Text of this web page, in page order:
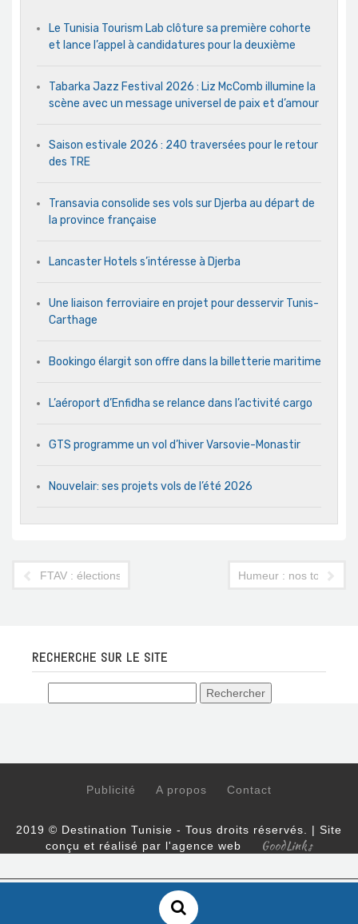
Le Tunisia Tourism Lab clôture sa première cohorte
et lance l’appel à candidatures pour la deuxième
Tabarka Jazz Festival 2026 : Liz McComb illumine la
scène avec un message universel de paix et d’amour
Saison estivale 2026 : 240 traversées pour le retour
des TRE
Transavia consolide ses vols sur Djerba au départ de
la province française
Lancaster Hotels s’intéresse à Djerba
Une liaison ferroviaire en projet pour desservir Tunis-
Carthage
Bookingo élargit son offre dans la billetterie maritime
L’aéroport d’Enfidha se relance dans l’activité cargo
GTS programme un vol d’hiver Varsovie-Monastir
Nouvelair: ses projets vols de l’été 2026
FTAV : élections confirmées Humeur : nos
RECHERCHE SUR LE SITE
Publicité A propos Contact
2019 © Destination Tunisie - Tous droits réservés. | Site
conçu et réalisé par l'agence web
GoodLinks